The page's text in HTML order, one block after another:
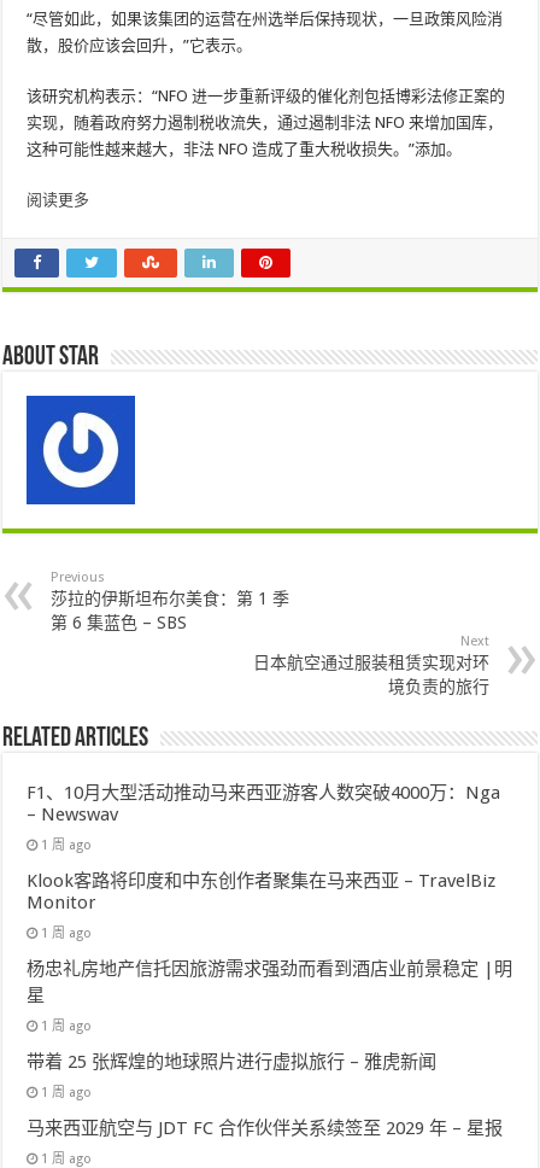
“尽管如此，如果该集团的运营在州选举后保持现状，一旦政策风险消
散，股价应该会回升，”它表示。
该研究机构表示：“NFO 进一步重新评级的催化剂包括博彩法修正案的
实现，随着政府努力遏制税收流失，通过遏制非法 NFO 来增加国库，
这种可能性越来越大，非法 NFO 造成了重大税收损失。”添加。
阅读更多
About star
Previous
莎拉的伊斯坦布尔美食：第 1 季
第 6 集蓝色 – SBS
Next
日本航空通过服装租赁实现对环
境负责的旅行
Related Articles
F1、10月大型活动推动马来西亚游客人数突破4000万：Nga
– Newswav
1 周 ago
Klook客路将印度和中东创作者聚集在马来西亚 – TravelBiz
Monitor
1 周 ago
杨忠礼房地产信托因旅游需求强劲而看到酒店业前景稳定 |明
星
1 周 ago
带着 25 张辉煌的地球照片进行虚拟旅行 – 雅虎新闻
1 周 ago
马来西亚航空与 JDT FC 合作伙伴关系续签至 2029 年 – 星报
1 周 ago